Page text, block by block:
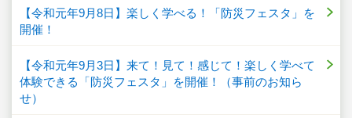
【令和元年9月8日】楽しく学べる！「防災フェスタ」を
開催！
【令和元年9月3日】来て！見て！感じて！楽しく学べて
体験できる「防災フェスタ」を開催！（事前のお知ら
せ）